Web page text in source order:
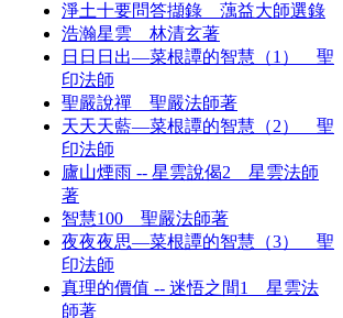
淨土十要問答擷錄 蕅益大師選錄
浩瀚星雲 林清玄著
日日日出—菜根譚的智慧（1） 聖
印法師
聖嚴說禪 聖嚴法師著
天天天藍—菜根譚的智慧（2） 聖
印法師
廬山煙雨 -- 星雲說偈2 星雲法師
著
智慧100 聖嚴法師著
夜夜夜思—菜根譚的智慧（3） 聖
印法師
真理的價值 -- 迷悟之間1 星雲法
師著